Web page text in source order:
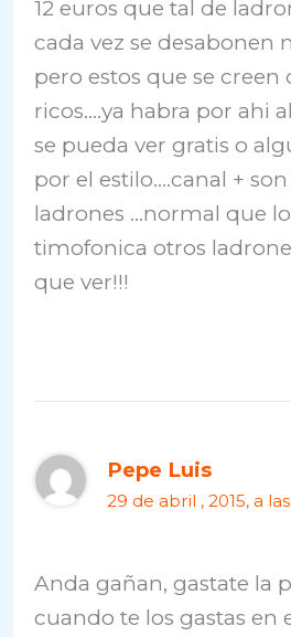
12 euros que tal de
cada vez se desabonen
pero estos que se creen
ricos….ya habra por ahi
se pueda ver gratis o
por el estilo….canal +
ladrones …normal que
timofonica otros
que ver!!!
Pepe Luis
29 de abril , 2015, a las
Anda gañan, gastate la
cuando te los gastas en